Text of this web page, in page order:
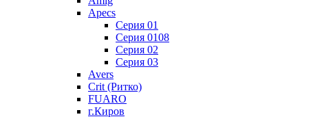
Apecs
Серия 01
Серия 0108
Серия 02
Серия 03
Avers
Crit (Ритко)
FUARO
г.Киров